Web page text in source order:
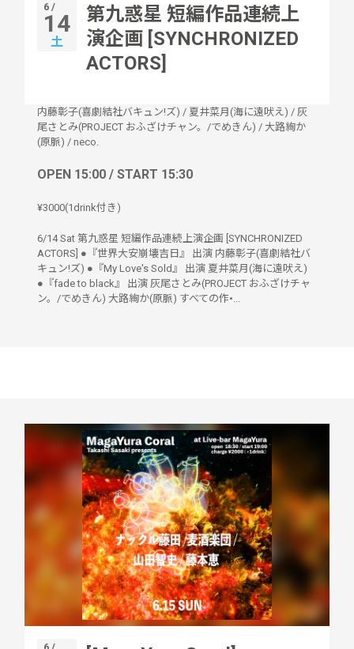
6 /
14
土
第九惑星 短編作品連続上
演企画 [SYNCHRONIZED
ACTORS]
内藤彰子(喜劇結社バキュン!ズ) / 夏井菜月(海に遠吠え) / 灰
尾さとみ(PROJECT おふざけチャン。/でめきん) / 大路絢か
(原脈) / neco.
OPEN 15:00 / START 15:30
¥3000(1drink付き)
6/14 Sat 第九惑星 短編作品連続上演企画 [SYNCHRONIZED
ACTORS] ●『世界大安崩壊吉日』 出演 内藤彰子(喜劇結社バ
キュン!ズ) ●『My Love's Sold』 出演 夏井菜月(海に遠吠え)
●『fade to black』 出演 灰尾さとみ(PROJECT おふざけチャ
ン。/でめきん) 大路絢か(原脈) すべての作•...